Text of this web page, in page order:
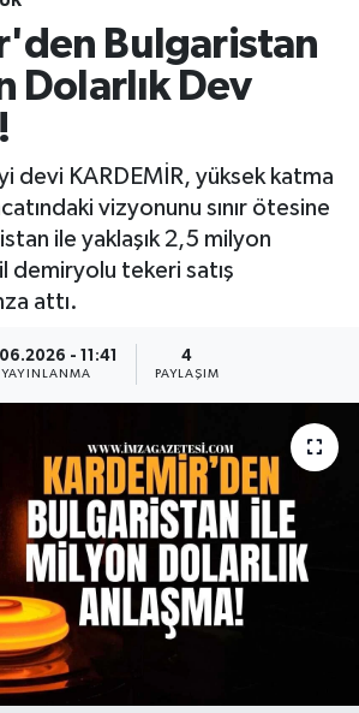
Bulgaristan
Dolarlık Dev
devi KARDEMİR, yüksek katma
vizyonunu sınır ötesine
ile yaklaşık 2,5 milyon
demiryolu tekeri satış
attı.
- 11:41
YAYINLANMA
4
PAYLAŞIM